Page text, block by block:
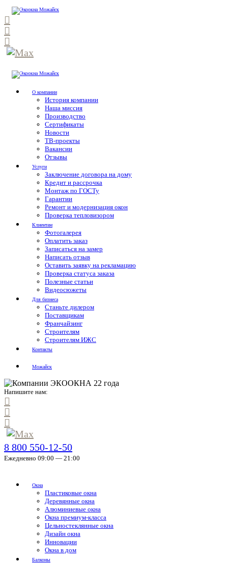
О компании
История компании
Наша миссия
Производство
Сертификаты
Новости
ТВ-проекты
Вакансии
Отзывы
Услуги
Заключение договора на дому
Кредит и рассрочка
Монтаж по ГОСТу
Гарантии
Ремонт и модернизация окон
Проверка тепловизором
Клиентам
Фотогалерея
Оплатить заказ
Записаться на замер
Написать отзыв
Оставить заявку на рекламацию
Проверка статуса заказа
Полезные статьи
Видеосюжеты
Для бизнеса
Станьте дилером
Поставщикам
Франчайзинг
Строителям
Строителям ИЖС
Контакты
Можайск
Напишите нам:
8 800 550-12-50
Ежедневно 09:00 — 21:00
Окна
Пластиковые окна
Деревянные окна
Алюминиевые окна
Окна премиум-класса
Цельностеклянные окна
Дизайн окна
Инновации
Окна в дом
Балконы